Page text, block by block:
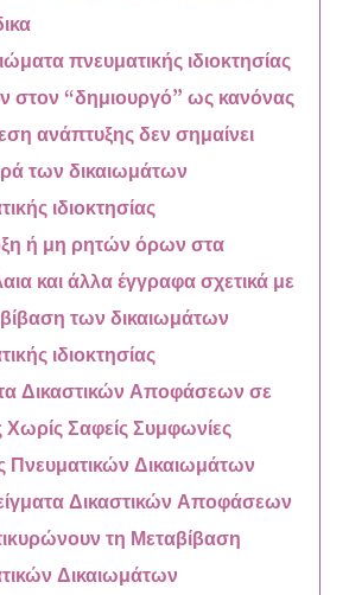
πνευματικής ιδιοκτησίας
στον “δημιουργό” ως κανόνας
ανάπτυξης δεν σημαίνει
των δικαιωμάτων
ιδιοκτησίας
ή μη ρητών όρων στα
και άλλα έγγραφα σχετικά με
των δικαιωμάτων
ιδιοκτησίας
Δικαστικών Αποφάσεων σε
Χωρίς Σαφείς Συμφωνίες
Πνευματικών Δικαιωμάτων
Δικαστικών Αποφάσεων
τη Μεταβίβαση
Δικαιωμάτων